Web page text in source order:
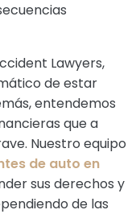
Lawyers,
de estar
entendemos
que a
Nuestro equipo
de auto en
sus derechos y
de las